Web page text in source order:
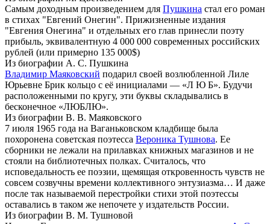
Самым доходным произведением для Пушкина стал его роман
в стихах "Евгений Онегин". Прижизненные издания
"Евгения Онегина" и отдельных его глав принесли поэту
прибыль, эквивалентную 4 000 000 современных российских
рублей (или примерно 135 000$)
Из биографии А. С. Пушкина
Владимир Маяковский подарил своей возлюбленной Лиле
Юрьевне Брик кольцо с её инициалами — «Л Ю Б». Будучи
расположенными по кругу, эти буквы складывались в
бесконечное «ЛЮБЛЮ».
Из биографии В. В. Маяковского
7 июля 1965 года на Ваганьковском кладбище была
похоронена советская поэтесса Вероника Тушнова. Ее
сборники не лежали на прилавках книжных магазинов и не
стояли на библиотечных полках. Считалось, что
исповедальность ее поэзии, щемящая откровенность чувств не
совсем созвучны времени коллективного энтузиазма… И даже
после так называемой перестройки стихи этой поэтессы
оставались в таком же непочете у издательств России.
Из биографии В. М. Тушновой